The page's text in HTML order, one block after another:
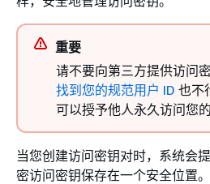
重要
请不要向第三方提供访问
找到您的规范用户 ID 也不
可以授予他人永久访问您的
当您创建访问密钥对时，系统会
密访问密钥保存在一个安全位置